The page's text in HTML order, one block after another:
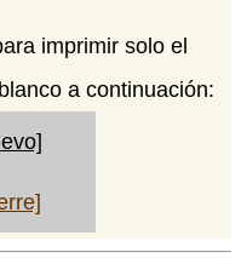
imprimir solo el
a continuación: